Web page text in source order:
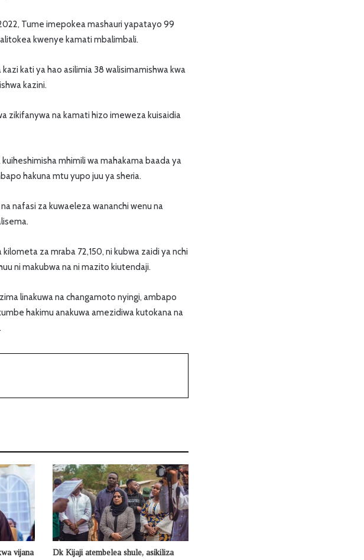
Tume imepokea mashauri yapatayo 99
kwenye kamati mbalimbali.
kati ya hao asilimia 38 walisimamishwa kwa
kazini.
zikifanywa na kamati hizo imeweza kuisaidia
mhimili wa mahakama baada ya
hakuna mtu yupo juu ya sheria.
nafasi za kuwaeleza wananchi wenu na
za mraba 72,150, ni kubwa zaidi ya nchi
ni makubwa na ni mazito kiutendaji.
linakuwa na changamoto nyingi, ambapo
hakimu anakuwa amezidiwa kutokana na
vijana
Dk Kijaji atembelea shule, asikiliza